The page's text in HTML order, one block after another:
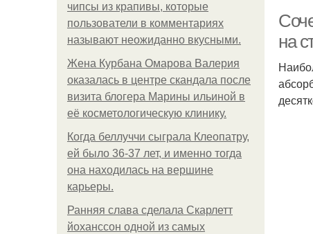
чипсы из крапивы, которые
пользователи в комментариях
называют неожиданно вкусными.
Жена Курбана Омарова Валерия
оказалась в центре скандала после
визита блогера Марины ильиной в
её косметологическую клинику.
Когда беллуччи сыграла Клеопатру,
ей было 36-37 лет, и именно тогда
она находилась на вершине
карьеры.
Ранняя слава сделала Скарлетт
йоханссон одной из самых
на